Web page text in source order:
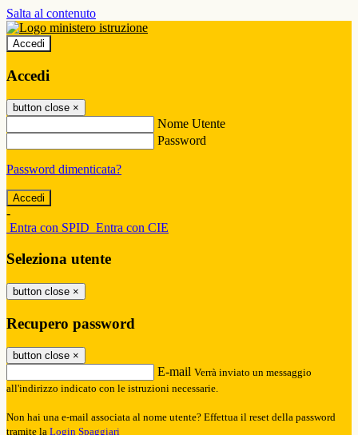
Salta al contenuto
Accedi
Accedi
button close ×
Nome Utente
Password
Password dimenticata?
-
Entra con SPID Entra con CIE
Seleziona utente
button close ×
Recupero password
button close ×
E-mail Verrà inviato un messaggio
all'indirizzo indicato con le istruzioni necessarie.
Non hai una e-mail associata al nome utente? Effettua il reset della password
tramite la Login Spaggiari